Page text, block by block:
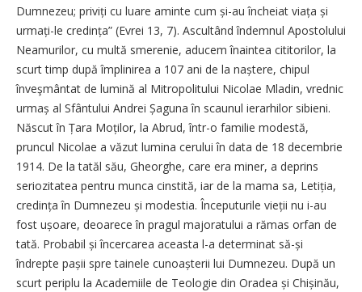
Dumnezeu; priviți cu luare aminte cum și-au încheiat viața și
urmați-le credința” (Evrei 13, 7). Ascultând îndemnul Apostolului
Neamurilor, cu multă smerenie, aducem înaintea cititorilor, la
scurt timp după împlinirea a 107 ani de la naștere, chipul
înveşmântat de lumină al Mitropolitului Nicolae Mladin, vrednic
urmaș al Sfântului Andrei Șaguna în scaunul ierarhilor sibieni.
Născut în Țara Moților, la Abrud, într-o familie modestă,
pruncul Nicolae a văzut lumina cerului în data de 18 decembrie
1914. De la tatăl său, Gheorghe, care era miner, a deprins
seriozitatea pentru munca cinstită, iar de la mama sa, Letiția,
credința în Dumnezeu și modestia. Începuturile vieții nu i-au
fost ușoare, deoarece în pragul majoratului a rămas orfan de
tată. Probabil și încercarea aceasta l-a determinat să-și
îndrepte pașii spre tainele cunoașterii lui Dumnezeu. După un
scurt periplu la Academiile de Teologie din Oradea și Chișinău,